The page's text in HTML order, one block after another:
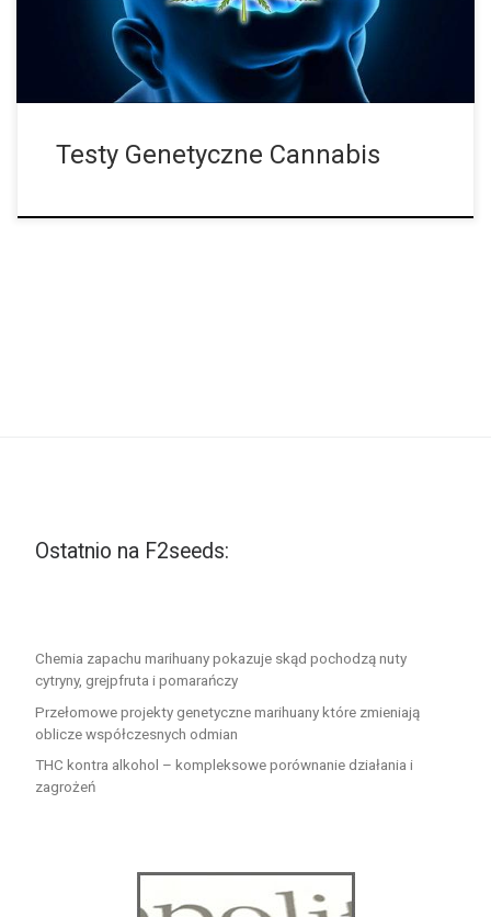
byłoby wspaniale, gdyby istniały testy, które mogłyby
przewidzieć reakcje twojego organizmu na stosowanie
marihuany? I… teraz […]
Testy Genetyczne Cannabis
Ostatnio na F2seeds:
Chemia zapachu marihuany pokazuje skąd pochodzą nuty
cytryny, grejpfruta i pomarańczy
Przełomowe projekty genetyczne marihuany które zmieniają
oblicze współczesnych odmian
THC kontra alkohol – kompleksowe porównanie działania i
zagrożeń